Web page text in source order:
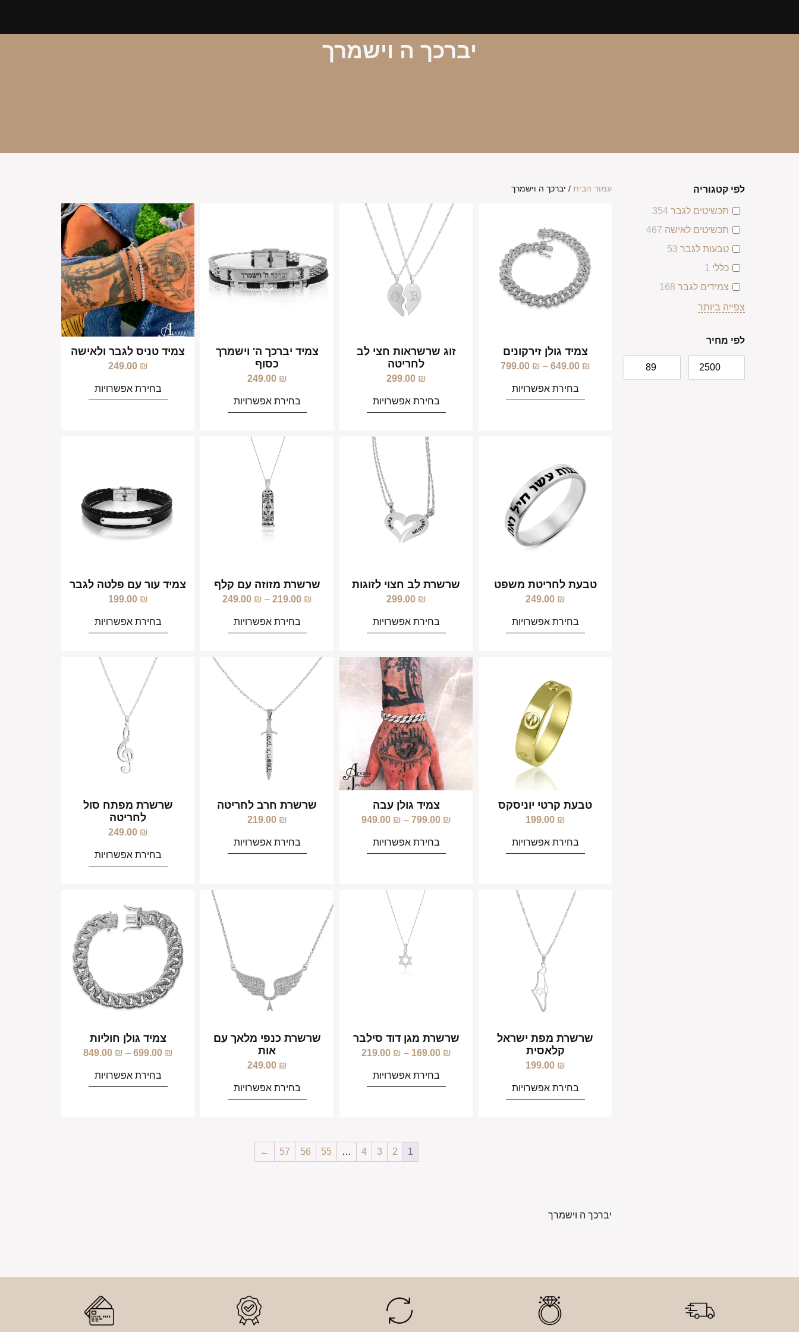
יברכך ה וישמרך
לפי קטגוריה
תכשיטים לגבר 354
תכשיטים לאישה 467
טבעות לגבר 53
כללי 1
צמידים לגבר 168
צפייה ביותר
לפי מחיר
עמוד הבית/ יברכך ה וישמרך
צמיד גולן זירקונים
649.00 ₪
–
799.00 ₪
בחירת אפשרויות
זוג שרשראות חצי לב
לחריטה
299.00 ₪
בחירת אפשרויות
צמיד יברכך ה' וישמרך
כסוף
249.00 ₪
בחירת אפשרויות
צמיד טניס לגבר ולאישה
249.00 ₪
בחירת אפשרויות
טבעת לחריטת משפט
249.00 ₪
בחירת אפשרויות
שרשרת לב חצוי לזוגות
299.00 ₪
בחירת אפשרויות
שרשרת מזוזה עם קלף
219.00 ₪
–
249.00 ₪
בחירת אפשרויות
צמיד עור עם פלטה לגבר
199.00 ₪
בחירת אפשרויות
טבעת קרטי יוניסקס
199.00 ₪
בחירת אפשרויות
צמיד גולן עבה
799.00 ₪
–
949.00 ₪
בחירת אפשרויות
שרשרת חרב לחריטה
219.00 ₪
בחירת אפשרויות
שרשרת מפתח סול
לחריטה
249.00 ₪
בחירת אפשרויות
שרשרת מפת ישראל
קלאסית
199.00 ₪
בחירת אפשרויות
שרשרת מגן דוד סילבר
169.00 ₪
–
219.00 ₪
בחירת אפשרויות
שרשרת כנפי מלאך עם
אות
249.00 ₪
בחירת אפשרויות
צמיד גולן חוליות
699.00 ₪
–
849.00 ₪
בחירת אפשרויות
1
2
3
4
…
55
56
57
←
יברכך ה וישמרך